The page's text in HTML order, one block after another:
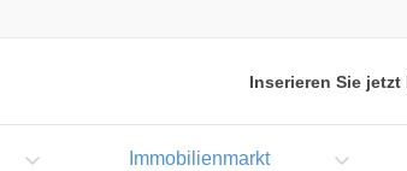
Inserieren Sie
Immobilienmarkt